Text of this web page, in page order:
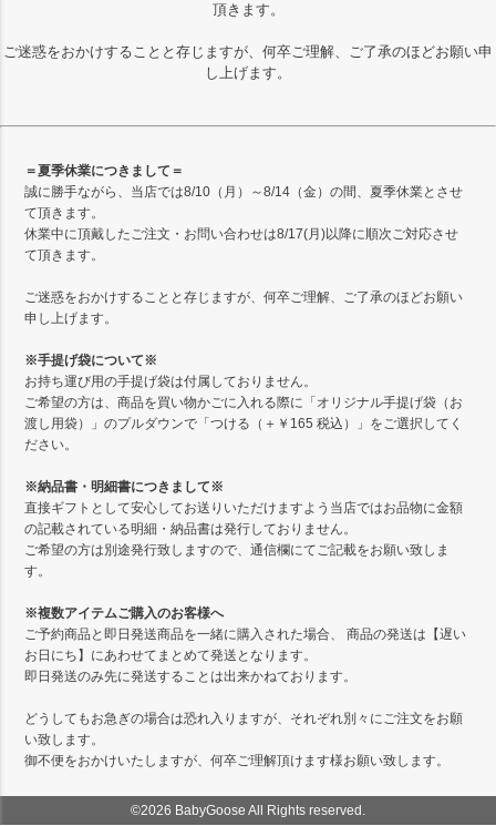
頂きます。
ご迷惑をおかけすることと存じますが、何卒ご理解、ご了承のほどお願い申
し上げます。
＝夏季休業につきまして＝
誠に勝手ながら、当店では8/10（月）～8/14（金）の間、夏季休業とさせ
て頂きます。
休業中に頂戴したご注文・お問い合わせは8/17(月)以降に順次ご対応させ
て頂きます。
ご迷惑をおかけすることと存じますが、何卒ご理解、ご了承のほどお願い
申し上げます。
※手提げ袋について※
お持ち運び用の手提げ袋は付属しておりません。
ご希望の方は、商品を買い物かごに入れる際に「オリジナル手提げ袋（お
渡し用袋）」のプルダウンで「つける（＋￥165 税込）」をご選択してく
ださい。
※納品書・明細書につきまして※
直接ギフトとして安心してお送りいただけますよう当店ではお品物に金額
の記載されている明細・納品書は発行しておりません。
ご希望の方は別途発行致しますので、通信欄にてご記載をお願い致しま
す。
※複数アイテムご購入のお客様へ
ご予約商品と即日発送商品を一緒に購入された場合、 商品の発送は【遅い
お日にち】にあわせてまとめて発送となります。
即日発送のみ先に発送することは出来かねております。
どうしてもお急ぎの場合は恐れ入りますが、それぞれ別々にご注文をお願
い致します。
御不便をおかけいたしますが、何卒ご理解頂けます様お願い致します。
©2026 BabyGoose All Rights reserved.